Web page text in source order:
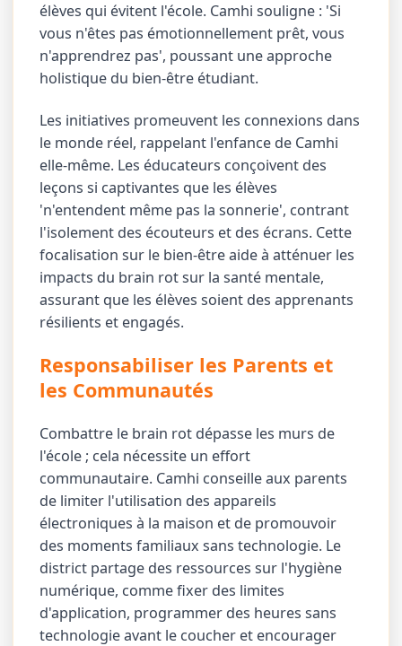
élèves qui évitent l'école. Camhi souligne : 'Si
vous n'êtes pas émotionnellement prêt, vous
n'apprendrez pas', poussant une approche
holistique du bien-être étudiant.
Les initiatives promeuvent les connexions dans
le monde réel, rappelant l'enfance de Camhi
elle-même. Les éducateurs conçoivent des
leçons si captivantes que les élèves
'n'entendent même pas la sonnerie', contrant
l'isolement des écouteurs et des écrans. Cette
focalisation sur le bien-être aide à atténuer les
impacts du brain rot sur la santé mentale,
assurant que les élèves soient des apprenants
résilients et engagés.
Responsabiliser les Parents et
les Communautés
Combattre le brain rot dépasse les murs de
l'école ; cela nécessite un effort
communautaire. Camhi conseille aux parents
de limiter l'utilisation des appareils
électroniques à la maison et de promouvoir
des moments familiaux sans technologie. Le
district partage des ressources sur l'hygiène
numérique, comme fixer des limites
d'application, programmer des heures sans
technologie avant le coucher et encourager